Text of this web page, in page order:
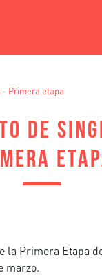
principal
- Primera etapa
DE
la Primera Etapa
marzo.